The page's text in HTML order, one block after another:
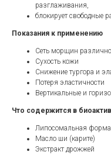
разглаживания,
блокирует свободные
Показания к применению
Сеть морщин
Сухость кожи
Снижение тургора и
Потеря эластичности
Вертикальные и
Что содержится в
Липосомальная форма
Масло ши (карите)
Экстракт дрожжей